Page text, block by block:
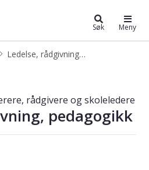
og deltidsstudier
Søk Meny
Ledelse, rådgivning og veiledning
og veiledning i
rådgivere og skoleledere
pedagogikk